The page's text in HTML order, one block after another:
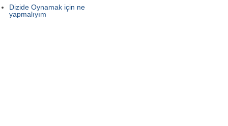
Dizide Oynamak için ne
yapmalıyım